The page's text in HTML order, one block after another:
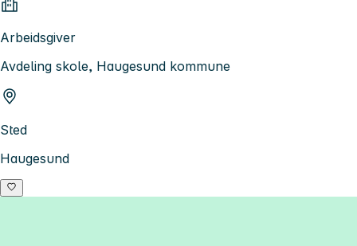
Arbeidsgiver
Avdeling skole, Haugesund kommune
Sted
Haugesund